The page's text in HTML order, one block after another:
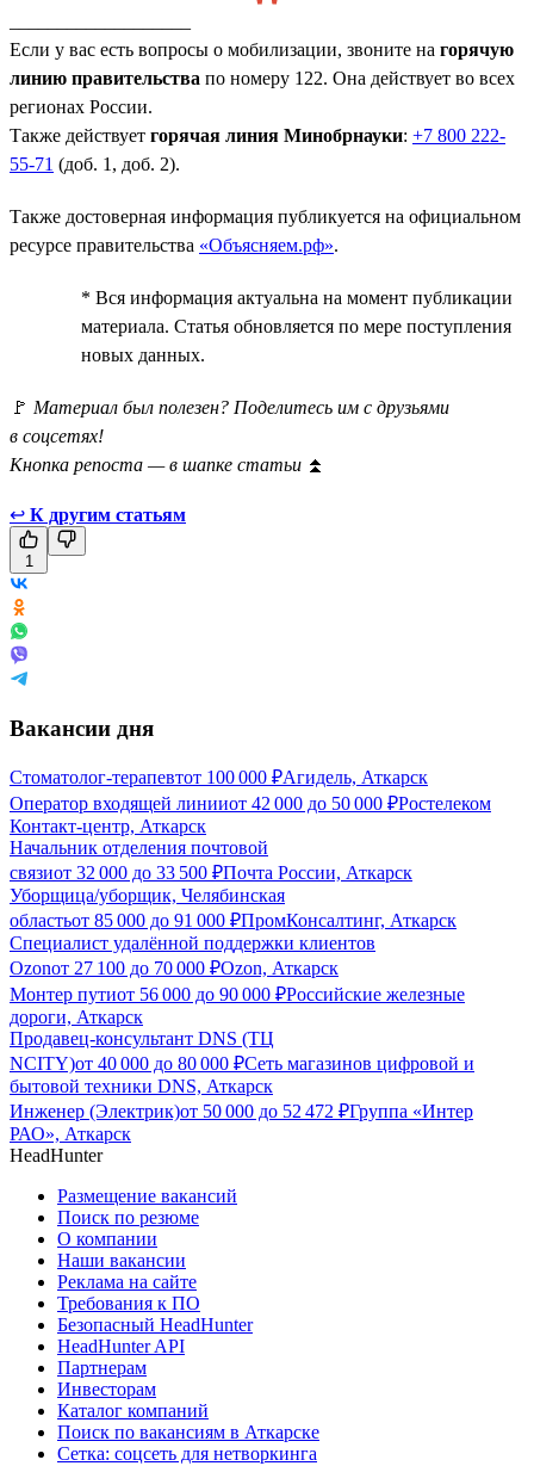
Если у вас есть вопросы о мобилизации, звоните на горячую
линию правительства по номеру 122. Она действует во всех
регионах России.
Также действует горячая линия Минобрнауки: +7 800 222-
55-71 (доб. 1, доб. 2).
Также достоверная информация публикуется на официальном
ресурсе правительства «Объясняем.рф».
* Вся информация актуальна на момент публикации
материала. Статья обновляется по мере поступления
новых данных.
🚩 Материал был полезен? Поделитесь им с друзьями
в соцсетях!
Кнопка репоста — в шапке статьи ⏫
↩ К другим статьям
1
Вакансии дня
Стоматолог-терапевтот 100 000 ₽Агидель, Аткарск
Оператор входящей линииот 42 000 до 50 000 ₽Ростелеком
Контакт-центр, Аткарск
Начальник отделения почтовой
связиот 32 000 до 33 500 ₽Почта России, Аткарск
Уборщица/уборщик, Челябинская
областьот 85 000 до 91 000 ₽ПромКонсалтинг, Аткарск
Специалист удалённой поддержки клиентов
Ozonот 27 100 до 70 000 ₽Ozon, Аткарск
Монтер путиот 56 000 до 90 000 ₽Российские железные
дороги, Аткарск
Продавец-консультант DNS (ТЦ
NCITY)от 40 000 до 80 000 ₽Сеть магазинов цифровой и
бытовой техники DNS, Аткарск
Инженер (Электрик)от 50 000 до 52 472 ₽Группа «Интер
РАО», Аткарск
HeadHunter
Размещение вакансий
Поиск по резюме
О компании
Наши вакансии
Реклама на сайте
Требования к ПО
Безопасный HeadHunter
HeadHunter API
Партнерам
Инвесторам
Каталог компаний
Поиск по вакансиям в Аткарске
Сетка: соцсеть для нетворкинга